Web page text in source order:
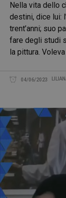
Nella vita dello
destini, dice lui:
trent’anni; suo
fare degli studi
la pittura. Voleva
04/06/2023